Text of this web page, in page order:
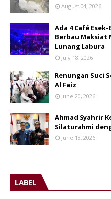
August 04, 2026
Ada 4 Café
Berbau Maksiat
Lunang Labura
July 18, 2026
Renungan Suci
Al Faiz
June 20, 2026
Ahmad Syahrir
Silaturahmi
June 18, 2026
LABEL